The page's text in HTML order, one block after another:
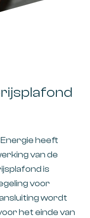
heeft
van de
is
voor
wordt
het einde van